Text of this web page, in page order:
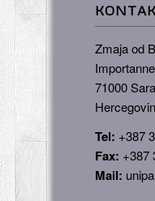
Zmaja od
71000
Tel: +387
Fax: +387
Mail: